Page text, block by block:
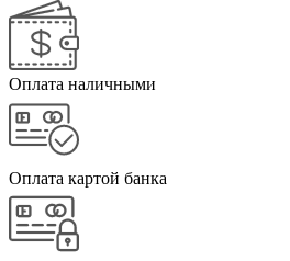
Оплата наличными
Оплата картой банка